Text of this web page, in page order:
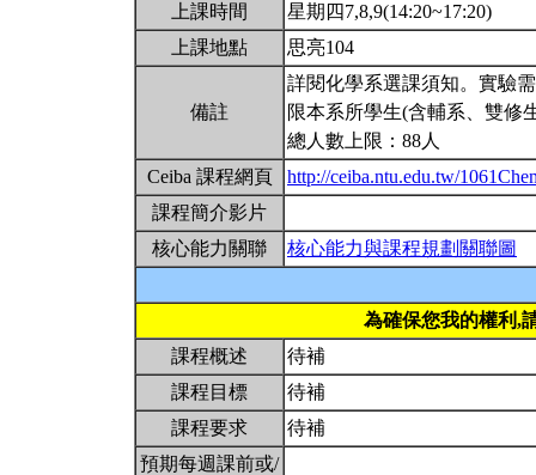
上課時間
星期四7,8,9(14:20~17:20)
上課地點
思亮104
備註
詳閱化學系選課須知。實驗
限本系所學生(含輔系、雙修
總人數上限：88人
Ceiba 課程網頁
http://ceiba.ntu.edu.tw/
課程簡介影片
核心能力關聯
核心能力與課程規劃關聯圖
為確保您我的權利,
課程概述
待補
課程目標
待補
課程要求
待補
預期每週課前或/